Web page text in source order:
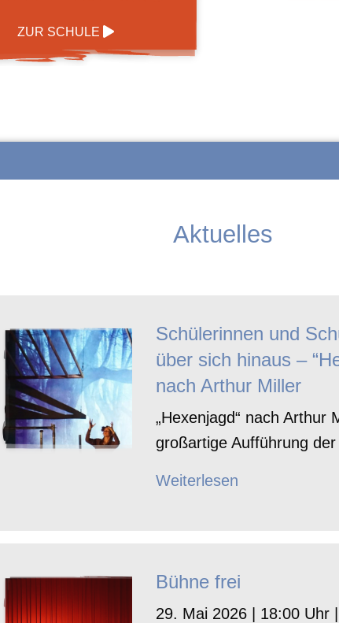
ZUR SCHULE
Aktuelles
Schülerinnen und
über sich hinaus –
nach Arthur Miller
„Hexenjagd“ nach Arthur
großartige Aufführung
Weiterlesen
Bühne frei
29. Mai 2026 | 18:00 Uhr